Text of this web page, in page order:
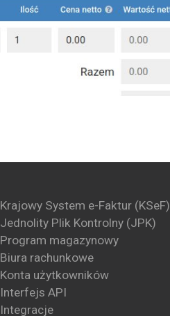
Krajowy System e-Faktur (KSeF)
Jednolity Plik Kontrolny (JPK)
Program magazynowy
Biura rachunkowe
Konta użytkowników
Interfejs API
Integracje